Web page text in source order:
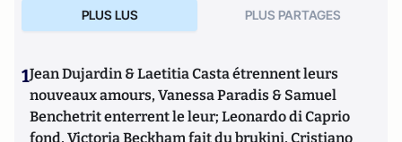
PLUS LUS PLUS PARTAGES
1Jean Dujardin & Laetitia Casta étrennent leurs
nouveaux amours, Vanessa Paradis & Samuel
Benchetrit enterrent le leur; Leonardo di Caprio
fond, Victoria Beckham fait du brukini, Cristiano